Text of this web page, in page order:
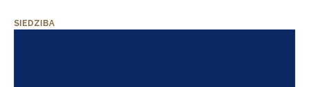
SIEDZIBA